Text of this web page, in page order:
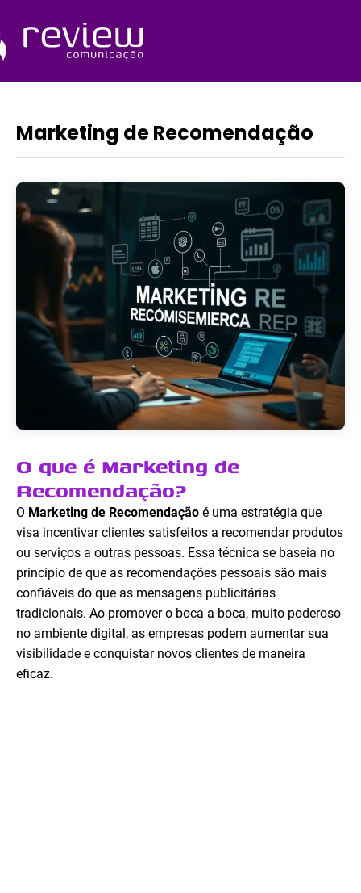
o
conteúdo
Marketing de Recomendação
O que é Marketing de
Recomendação?
O Marketing de Recomendação é uma estratégia que
visa incentivar clientes satisfeitos a recomendar produtos
ou serviços a outras pessoas. Essa técnica se baseia no
princípio de que as recomendações pessoais são mais
confiáveis do que as mensagens publicitárias
tradicionais. Ao promover o boca a boca, muito poderoso
no ambiente digital, as empresas podem aumentar sua
visibilidade e conquistar novos clientes de maneira
eficaz.